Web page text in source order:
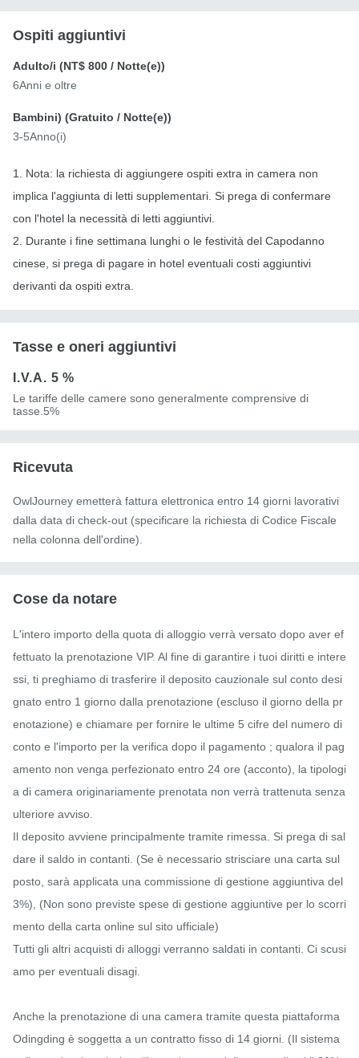
Ospiti aggiuntivi
Adulto/i (NT$ 800 / Notte(e))
6Anni e oltre
Bambini) (Gratuito / Notte(e))
3-5Anno(i)
1. Nota: la richiesta di aggiungere ospiti extra in camera non
implica l'aggiunta di letti supplementari. Si prega di confermare
con l'hotel la necessità di letti aggiuntivi.
2. Durante i fine settimana lunghi o le festività del Capodanno
cinese, si prega di pagare in hotel eventuali costi aggiuntivi
derivanti da ospiti extra.
Tasse e oneri aggiuntivi
I.V.A. 5 %
Le tariffe delle camere sono generalmente comprensive di
tasse.5%
Ricevuta
OwlJourney emetterà fattura elettronica entro 14 giorni lavorativi
dalla data di check-out (specificare la richiesta di Codice Fiscale
nella colonna dell'ordine).
Cose da notare
L'intero importo della quota di alloggio verrà versato dopo aver ef
fettuato la prenotazione VIP. Al fine di garantire i tuoi diritti e intere
ssi, ti preghiamo di trasferire il deposito cauzionale sul conto desi
gnato entro 1 giorno dalla prenotazione (escluso il giorno della pr
enotazione) e chiamare per fornire le ultime 5 cifre del numero di
conto e l'importo per la verifica dopo il pagamento ; qualora il pag
amento non venga perfezionato entro 24 ore (acconto), la tipologi
a di camera originariamente prenotata non verrà trattenuta senza
ulteriore avviso.
Il deposito avviene principalmente tramite rimessa. Si prega di sal
dare il saldo in contanti. (Se è necessario strisciare una carta sul
posto, sarà applicata una commissione di gestione aggiuntiva del
3%), (Non sono previste spese di gestione aggiuntive per lo scorri
mento della carta online sul sito ufficiale)
Tutti gli altri acquisti di alloggi verranno saldati in contanti. Ci scusi
amo per eventuali disagi.
Anche la prenotazione di una camera tramite questa piattaforma
Odingding è soggetta a un contratto fisso di 14 giorni. (Il sistema